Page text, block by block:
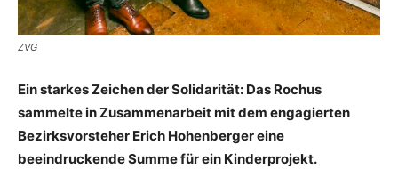
ZVG
Ein starkes Zeichen der Solidarität: Das Rochus
sammelte in Zusammenarbeit mit dem engagierten
Bezirksvorsteher Erich Hohenberger eine
beeindruckende Summe für ein Kinderprojekt.